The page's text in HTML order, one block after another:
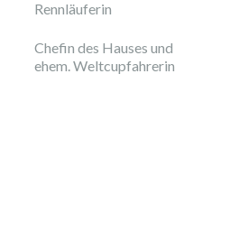
Rennläuferin
Chefin des Hauses und
ehem. Weltcupfahrerin